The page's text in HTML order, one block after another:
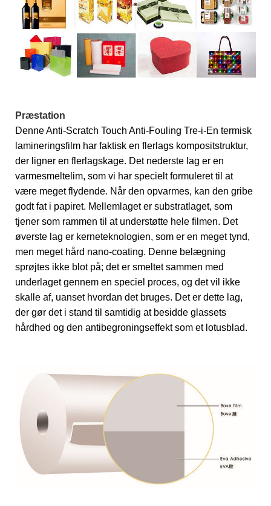
Præstation
Denne Anti-Scratch Touch Anti-Fouling Tre-i-En termisk
lamineringsfilm har faktisk en flerlags kompositstruktur,
der ligner en flerlagskage. Det nederste lag er en
varmesmeltelim, som vi har specielt formuleret til at
være meget flydende. Når den opvarmes, kan den gribe
godt fat i papiret. Mellemlaget er substratlaget, som
tjener som rammen til at understøtte hele filmen. Det
øverste lag er kerneteknologien, som er en meget tynd,
men meget hård nano-coating. Denne belægning
sprøjtes ikke blot på; det er smeltet sammen med
underlaget gennem en speciel proces, og det vil ikke
skalle af, uanset hvordan det bruges. Det er dette lag,
der gør det i stand til samtidig at besidde glassets
hårdhed og den antibegroningseffekt som et lotusblad.